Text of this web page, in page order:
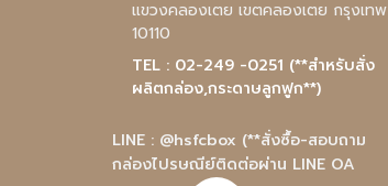
แขวงคลองเตย เขตคลองเตย กรุงเทพ
10110
TEL : 02-249 -0251 (**สำหรับสั่ง
ผลิตกล่อง,กระดาษลูกฟูก**)
LINE : @hsfcbox (**สั่งซื้อ-สอบถาม
กล่องไปรษณีย์ติดต่อผ่าน LINE OA